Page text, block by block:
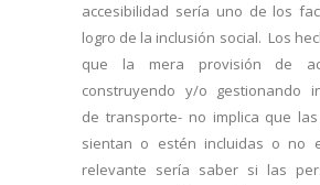
accesibilidad sería uno de los
logro de la inclusión social. Los
que la mera provisión de
construyendo y/o gestionando
de transporte- no implica que
sientan o estén incluidas o no
relevante sería saber si las